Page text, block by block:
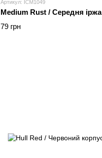
Артикул: ICM1049
Medium Rust / Середня іржа
79 грн